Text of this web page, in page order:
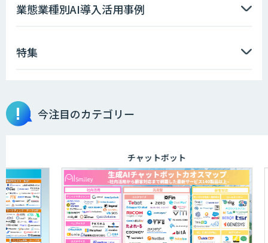
「VAB-5000」
画像解析・デジタルツイン領域のAI開発
AI開発・伴走支援・内製化支援
「ジンベイ AI技術実装アドバイザリー」
サービス
業態業種別AI導入活用事例
特集
今注目のカテゴリー
チャットボット